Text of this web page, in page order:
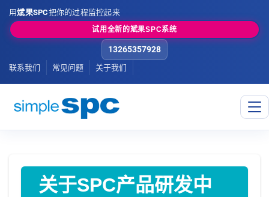
用斌果SPC把你的过程监控起来
试用全新的斌果SPC系统
13265357928
联系我们 常见问题 关于我们
关于SPC产品研发中